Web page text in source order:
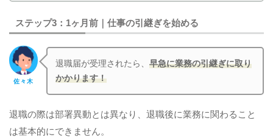
ステップ3：1ヶ月前｜仕事の引継ぎを始める
佐々木
退職届が受理されたら、早急に業務の引継ぎに取り
かかります！
退職の際は部署異動とは異なり、退職後に業務に関わること
は基本的にできません。